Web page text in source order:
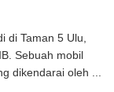
di Taman 5 Ulu,
Sebuah mobil
dikendarai oleh ...